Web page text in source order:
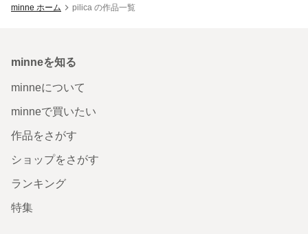
minne ホーム pilica の作品一覧
minneを知る
minneについて
minneで買いたい
作品をさがす
ショップをさがす
ランキング
特集